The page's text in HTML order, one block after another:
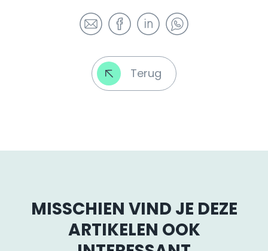
Terug
MISSCHIEN VIND JE DEZE
ARTIKELEN OOK